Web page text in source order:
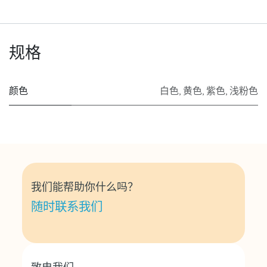
规格
颜色 白色 黄色 紫色 浅粉色
我们能帮助你什么吗？
随时联系我们